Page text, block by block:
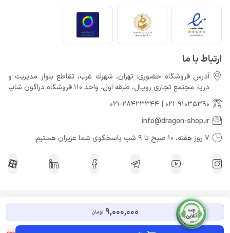
9,000,000 تومان
ارتباط با ما
آدرس فروشگاه حضوری: تهران، شهرك غرب، تقاطع بلوار مدیریت و
دريا، مجتمع تجارى رويـال، طبقه اول، واحد 110 فروشگاه دراگون شاپ
021-91035390
021-28423344
info@dragon-shop.ir
7 روز هفته، 10 صبح تا 9 شب پاسخگوی شما عزیزان هستیم.
کلیه حقوق مادی و معنوی برای دراگون شاپ محفوظ می باشد.